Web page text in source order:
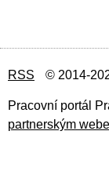
RSS © 2014-
Pracovní portál
partnerským